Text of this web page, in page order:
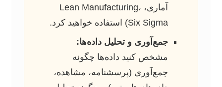
آماری، Lean Manufacturing،
Six Sigma) استفاده خواهید کرد.
جمع‌آوری و تحلیل داده‌ها:
مشخص کنید داده‌ها چگونه
جمع‌آوری (پرسشنامه، مشاهده،